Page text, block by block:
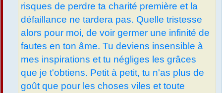
risques de perdre ta charité première et la
défaillance ne tardera pas. Quelle tristesse
alors pour moi, de voir germer une infinité de
fautes en ton âme. Tu deviens insensible à
mes inspirations et tu négliges les grâces
que je t'obtiens. Petit à petit, tu n'as plus de
goût que pour les choses viles et toute